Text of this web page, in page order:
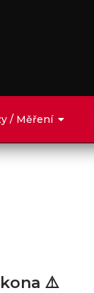
/ Měření
⚠️